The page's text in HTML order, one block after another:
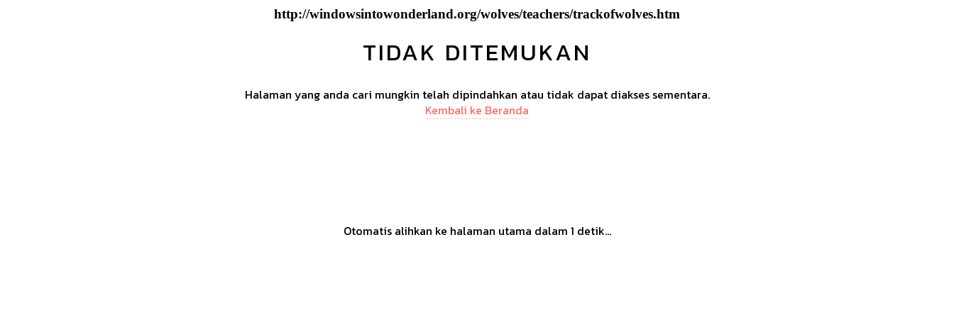
http://windowsintowonderland.org/wolves/teachers/trackofwolves.htm
TIDAK DITEMUKAN
Halaman yang anda cari mungkin telah dipindahkan atau tidak dapat diakses sementara.
Kembali ke Beranda
Otomatis alihkan ke halaman utama dalam 1 detik...